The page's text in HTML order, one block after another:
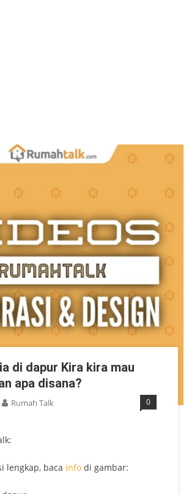
di dapur Kira kira mau
apa disana?
Rumah Talk 0
lengkap, baca infodi gambar: